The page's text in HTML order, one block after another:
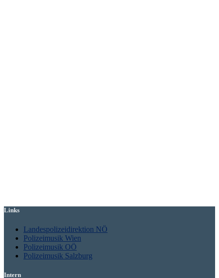
Links
Landespolizeidirektion NÖ
Polizeimusik Wien
Polizeimusik OÖ
Polizeimusik Salzburg
Intern